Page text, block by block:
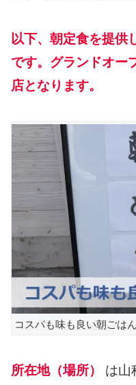
以下、朝定食を提供
です。グランドオー
店となります。
コスパも味も良い朝ごは
所在地（場所）
は山